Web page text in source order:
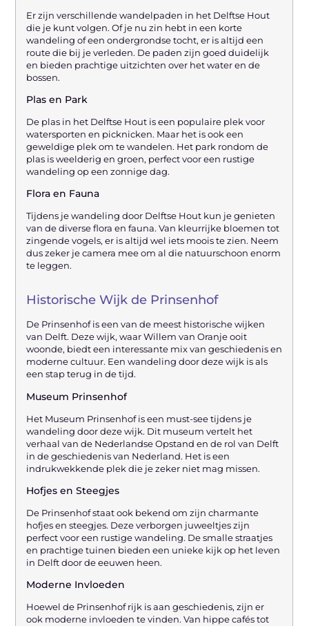
Er zijn verschillende wandelpaden in het Delftse Hout
die je kunt volgen. Of je nu zin ​​hebt in een korte
wandeling of een ondergrondse tocht, er is altijd een
route die bij je verleden. De paden zijn goed duidelijk
en bieden prachtige uitzichten over het water en de
bossen.
Plas en Park
De plas in het Delftse Hout is een populaire plek voor
watersporten en picknicken. Maar het is ook een
geweldige plek om te wandelen. Het park rondom de
plas is weelderig en groen, perfect voor een rustige
wandeling op een zonnige dag.
Flora en Fauna
Tijdens je wandeling door Delftse Hout kun je genieten
van de diverse flora en fauna. Van kleurrijke bloemen tot
zingende vogels, er is altijd wel iets moois te zien. Neem
dus zeker je camera mee om al die natuurschoon enorm
te leggen.
Historische Wijk de Prinsenhof
De Prinsenhof is een van de meest historische wijken
van Delft. Deze wijk, waar Willem van Oranje ooit
woonde, biedt een interessante mix van geschiedenis en
moderne cultuur. Een wandeling door deze wijk is als
een stap terug in de tijd.
Museum Prinsenhof
Het Museum Prinsenhof is een must-see tijdens je
wandeling door deze wijk. Dit museum vertelt het
verhaal van de Nederlandse Opstand en de rol van Delft
in de geschiedenis van Nederland. Het is een
indrukwekkende plek die je zeker niet mag missen.
Hofjes en Steegjes
De Prinsenhof staat ook bekend om zijn charmante
hofjes en steegjes. Deze verborgen juweeltjes zijn
perfect voor een rustige wandeling. De smalle straatjes
en prachtige tuinen bieden een unieke kijk op het leven
in Delft door de eeuwen heen.
Moderne Invloeden
Hoewel de Prinsenhof rijk is aan geschiedenis, zijn er
ook moderne invloeden te vinden. Van hippe cafés tot